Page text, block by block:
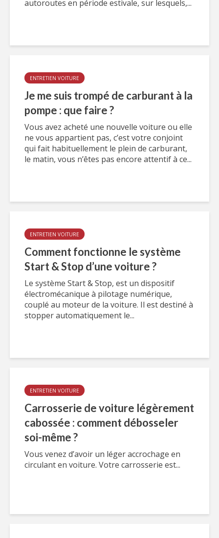
autoroutes en période estivale, sur lesquels,...
ENTRETIEN VOITURE
Je me suis trompé de carburant à la
pompe : que faire ?
Vous avez acheté une nouvelle voiture ou elle
ne vous appartient pas, c’est votre conjoint
qui fait habituellement le plein de carburant,
le matin, vous n’êtes pas encore attentif à ce...
ENTRETIEN VOITURE
Comment fonctionne le système
Start & Stop d’une voiture ?
Le système Start & Stop, est un dispositif
électromécanique à pilotage numérique,
couplé au moteur de la voiture. Il est destiné à
stopper automatiquement le...
ENTRETIEN VOITURE
Carrosserie de voiture légèrement
cabossée : comment débosseler
soi-même ?
Vous venez d’avoir un léger accrochage en
circulant en voiture. Votre carrosserie est...